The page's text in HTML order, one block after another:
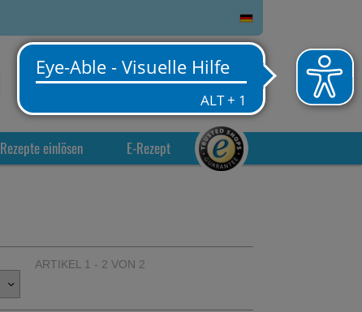
0
Warenkorb
Rezepte einlösen E-Rezept
ARTIKEL 1 - 2 VON 2